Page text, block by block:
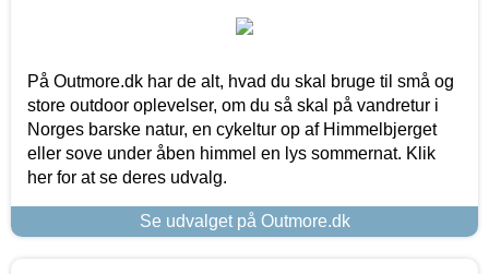
På Outmore.dk har de alt, hvad du skal bruge til små og
store outdoor oplevelser, om du så skal på vandretur i
Norges barske natur, en cykeltur op af Himmelbjerget
eller sove under åben himmel en lys sommernat. Klik
her for at se deres udvalg.
Se udvalget på Outmore.dk